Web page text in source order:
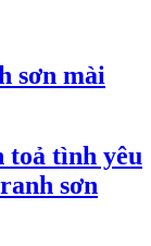
sơn mài
toả tình yêu
sơn